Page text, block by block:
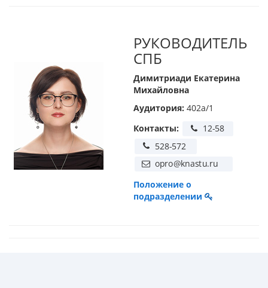
РУКОВОДИТЕЛЬ
СПБ
Димитриади Екатерина
Михайловна
Аудитория: 402а/1
Контакты:
Положение о
подразделении